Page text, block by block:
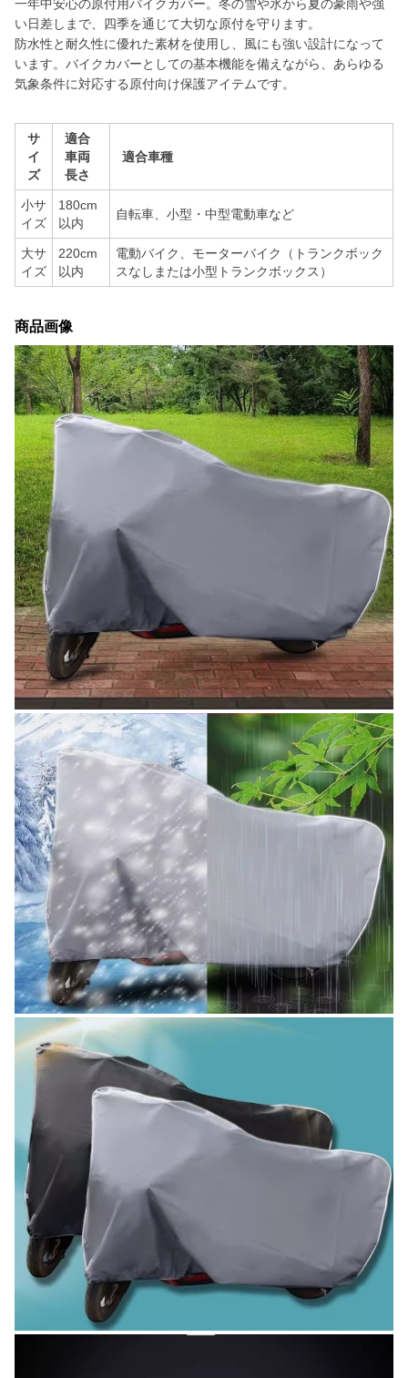
一年中安心の原付用バイクカバー。冬の雪や氷から夏の豪雨や強
い日差しまで、四季を通じて大切な原付を守ります。
防水性と耐久性に優れた素材を使用し、風にも強い設計になって
います。バイクカバーとしての基本機能を備えながら、あらゆる
気象条件に対応する原付向け保護アイテムです。
サ
イ
ズ
適合
車両
長さ
適合車種
小サ
イズ
180cm
以内
自転車、小型・中型電動車など
大サ
イズ
220cm
以内
電動バイク、モーターバイク（トランクボック
スなしまたは小型トランクボックス）
商品画像